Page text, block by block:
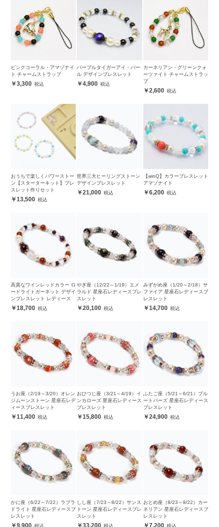
ピンクコーラル・アマゾナイ
ト チャームストラップ
3,300
パープルタイガーアイ・パー
ル デザインブレスレット
4,900
カーネリアン・グリーンクォ
ーツァイト チャームストラッ
プ
2,600
おうちで楽しくパワーストー
ン【スターターキット】ブレ
スレット作りセット
13,500
世界三大ヒーリングストーン
デザインブレスレット
21,000
【winQ】カラーブレスレット
アマゾナイト
6,200
高貴なワインレッドカラー ロ
ードライトガーネット デザイ
ンブレスレット レディース
18,700
やぎ座（12/22～1/19）エメ
ラルド 星座石レディースブレ
スレット
20,100
みずがめ座（1/20～2/18）サ
ファイア 星座石レディースブ
レスレット
14,700
うお座（2/19～3/20）オレン
ジムーンストーン 星座石レデ
ィースブレスレット
11,400
おひつじ座（3/21～4/19）イ
ンカローズ 星座石レディース
ブレスレット
15,800
ふたご座（5/21～6/21）ブル
ートパーズ 星座石レディース
ブレスレット
24,900
かに座（6/22～7/22）ラブラ
ドライト 星座石レディースブ
レスレット
しし座（7/23～8/22）サンス
トーン 星座石レディースブレ
スレット
おとめ座（8/23～9/22）カー
ネリアン 星座石レディースブ
レスレット